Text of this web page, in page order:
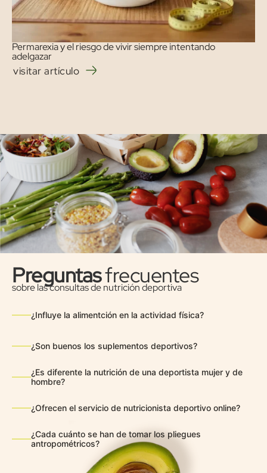
Permarexia y el riesgo de vivir siempre intentando
adelgazar
visitar artículo
Preguntasfrecuentes
sobre las consultas de nutrición deportiva
¿Influye la alimentción en la actividad física?
¿Son buenos los suplementos deportivos?
¿Es diferente la nutrición de una deportista mujer y de
hombre?
¿Ofrecen el servicio de nutricionista deportivo online?
¿Cada cuánto se han de tomar los pliegues
antropométricos?